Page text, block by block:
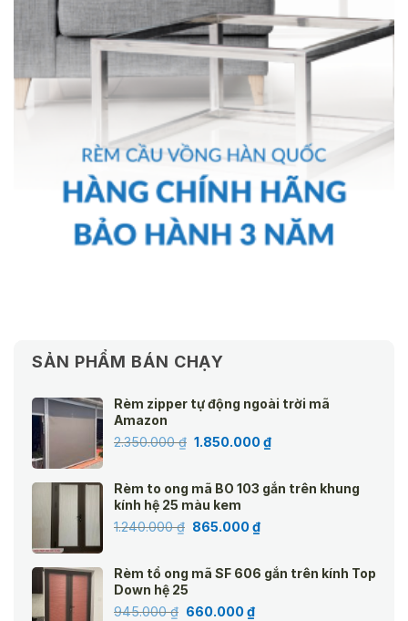
SẢN PHẨM BÁN CHẠY
Rèm zipper tự động ngoài trời mã
Amazon
2.350.000₫ Giá
2.350.000 ₫.
1.850.000₫Giá
là:
Rèm to ong mã BO 103 gắn trên khung
kính hệ 25 màu kem
1.240.000₫ Giá
1.240.000 ₫.
865.000₫Giá
là:
Rèm tổ ong mã SF 606 gắn trên kính Top
Down hệ 25
945.000₫ Giá
660.000₫Giá